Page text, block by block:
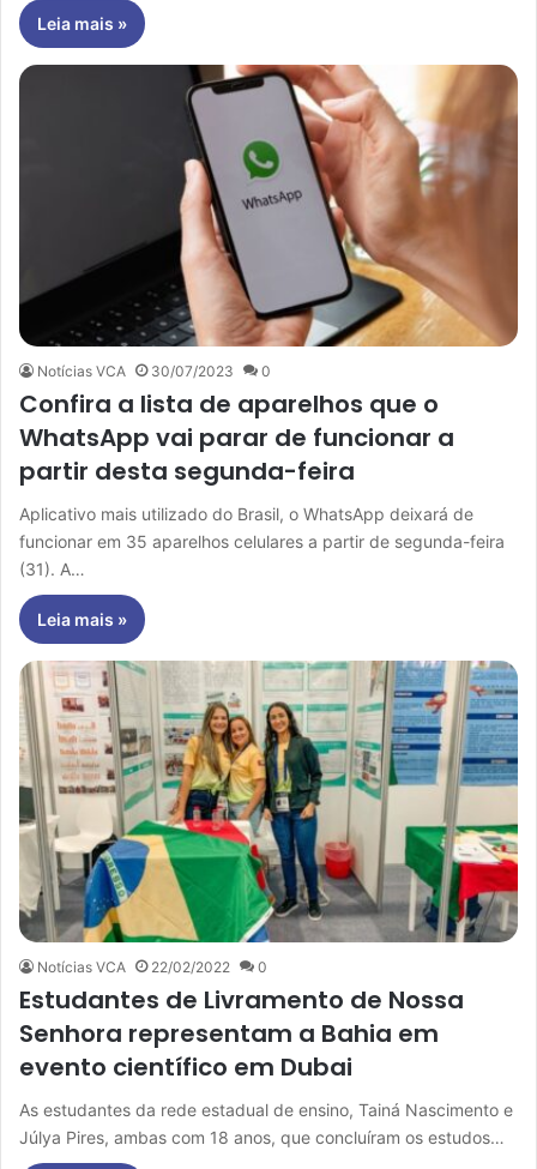
Leia mais »
Notícias VCA 30/07/2023 0
Confira a lista de aparelhos que o
WhatsApp vai parar de funcionar a
partir desta segunda-feira
Aplicativo mais utilizado do Brasil, o WhatsApp deixará de
funcionar em 35 aparelhos celulares a partir de segunda-feira
(31). A…
Leia mais »
Notícias VCA 22/02/2022 0
Estudantes de Livramento de Nossa
Senhora representam a Bahia em
evento científico em Dubai
As estudantes da rede estadual de ensino, Tainá Nascimento e
Júlya Pires, ambas com 18 anos, que concluíram os estudos…